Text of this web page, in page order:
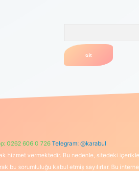
0262 606 0 726 Telegram: @karabul
hizmet vermektedir. Bu nedenle, sitedeki
bu sorumluluğu kabul etmiş sayılırlar. Bu